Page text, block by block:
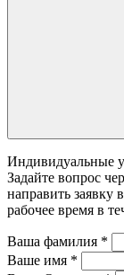
Индивидуальные
Задайте вопрос
направить
рабочее время в
Ваша фамилия *
Ваше имя *